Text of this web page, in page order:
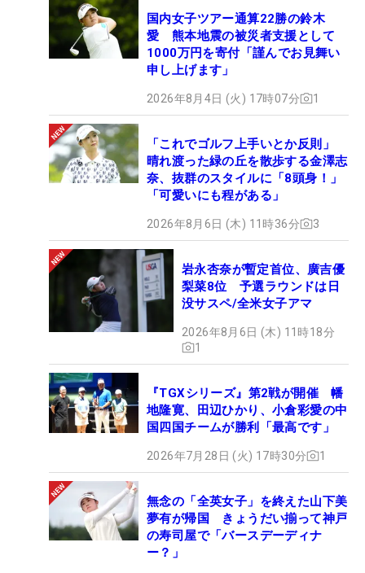
国内女子ツアー通算22勝の鈴木
愛 熊本地震の被災者支援として
1000万円を寄付「謹んでお見舞い
申し上げます」
2026年8月4日 (火) 17時07分 1
「これでゴルフ上手いとか反則」
晴れ渡った緑の丘を散歩する金澤志
奈、抜群のスタイルに「8頭身！」
「可愛いにも程がある」
2026年8月6日 (木) 11時36分 3
岩永杏奈が暫定首位、廣吉優
梨菜8位 予選ラウンドは日
没サスペ/全米女子アマ
2026年8月6日 (木) 11時18分
1
『TGXシリーズ』第2戦が開催 幡
地隆寛、田辺ひかり、小倉彩愛の中
国四国チームが勝利「最高です」
2026年7月28日 (火) 17時30分 1
無念の「全英女子」を終えた山下美
夢有が帰国 きょうだい揃って神戸
の寿司屋で「バースデーディナ
ー？」